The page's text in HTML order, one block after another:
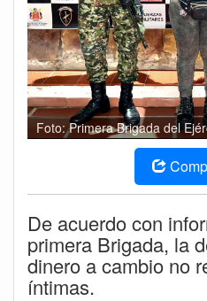
Foto: Primera Brigada del
De acuerdo con
primera Brigada, la
dinero a cambio no
íntimas.